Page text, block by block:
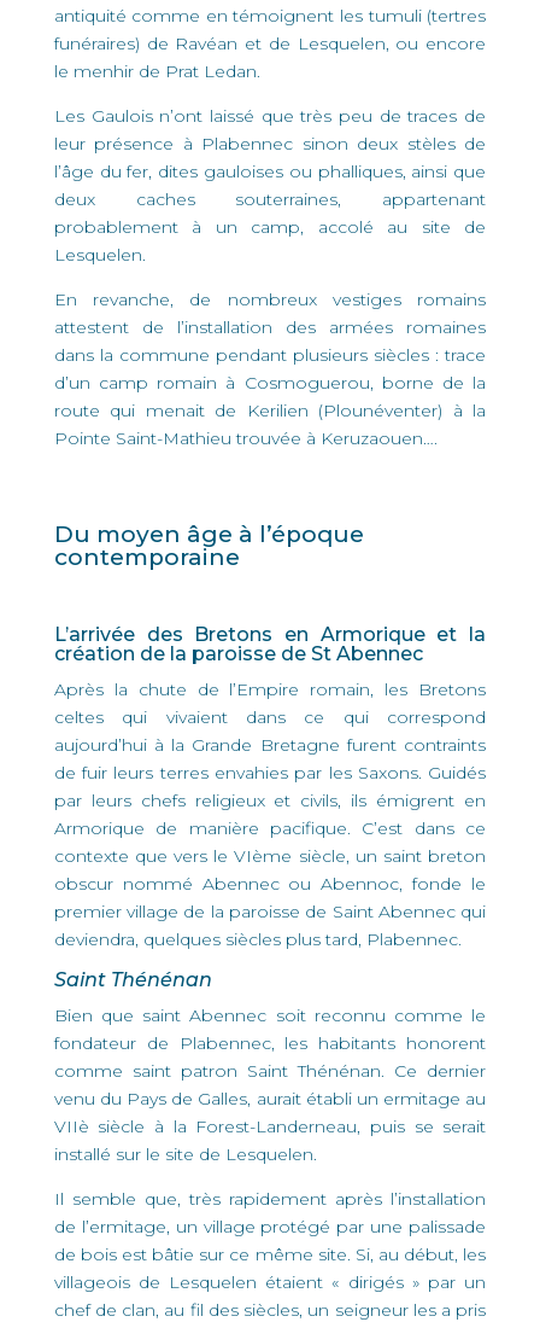
antiquité comme en témoignent les tumuli (tertres
funéraires) de Ravéan et de Lesquelen, ou encore
le menhir de Prat Ledan.
Les Gaulois n’ont laissé que très peu de traces de
leur présence à Plabennec sinon deux stèles de
l’âge du fer, dites gauloises ou phalliques, ainsi que
deux caches souterraines, appartenant
probablement à un camp, accolé au site de
Lesquelen.
En revanche, de nombreux vestiges romains
attestent de l’installation des armées romaines
dans la commune pendant plusieurs siècles : trace
d’un camp romain à Cosmoguerou, borne de la
route qui menait de Kerilien (Plounéventer) à la
Pointe Saint-Mathieu trouvée à Keruzaouen….
Du moyen âge à l’époque
contemporaine
L’arrivée des Bretons en Armorique et la
création de la paroisse de St Abennec
Après la chute de l’Empire romain, les Bretons
celtes qui vivaient dans ce qui correspond
aujourd’hui à la Grande Bretagne furent contraints
de fuir leurs terres envahies par les Saxons. Guidés
par leurs chefs religieux et civils, ils émigrent en
Armorique de manière pacifique. C’est dans ce
contexte que vers le VIème siècle, un saint breton
obscur nommé Abennec ou Abennoc, fonde le
premier village de la paroisse de Saint Abennec qui
deviendra, quelques siècles plus tard, Plabennec.
Saint Thénénan
Bien que saint Abennec soit reconnu comme le
fondateur de Plabennec, les habitants honorent
comme saint patron Saint Thénénan. Ce dernier
venu du Pays de Galles, aurait établi un ermitage au
VIIè siècle à la Forest-Landerneau, puis se serait
installé sur le site de Lesquelen.
Il semble que, très rapidement après l’installation
de l’ermitage, un village protégé par une palissade
de bois est bâtie sur ce même site. Si, au début, les
villageois de Lesquelen étaient « dirigés » par un
chef de clan, au fil des siècles, un seigneur les a pris